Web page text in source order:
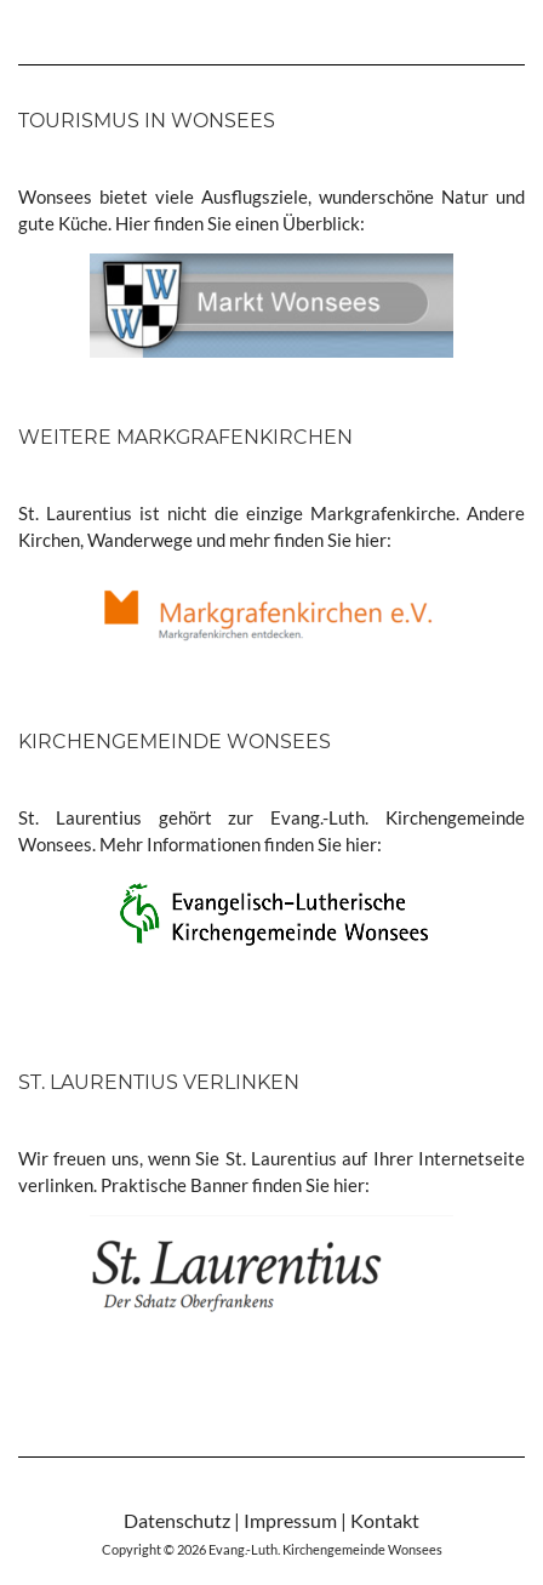
TOURISMUS IN WONSEES
Wonsees bietet viele Ausflugsziele, wunderschöne Natur und
gute Küche. Hier finden Sie einen Überblick:
WEITERE MARKGRAFENKIRCHEN
St. Laurentius ist nicht die einzige Markgrafenkirche. Andere
Kirchen, Wanderwege und mehr finden Sie hier:
KIRCHENGEMEINDE WONSEES
St. Laurentius gehört zur Evang.-Luth. Kirchengemeinde
Wonsees. Mehr Informationen finden Sie hier:
ST. LAURENTIUS VERLINKEN
Wir freuen uns, wenn Sie St. Laurentius auf Ihrer Internetseite
verlinken. Praktische Banner finden Sie hier:
Datenschutz | Impressum | Kontakt
Copyright © 2026 Evang.-Luth. Kirchengemeinde Wonsees